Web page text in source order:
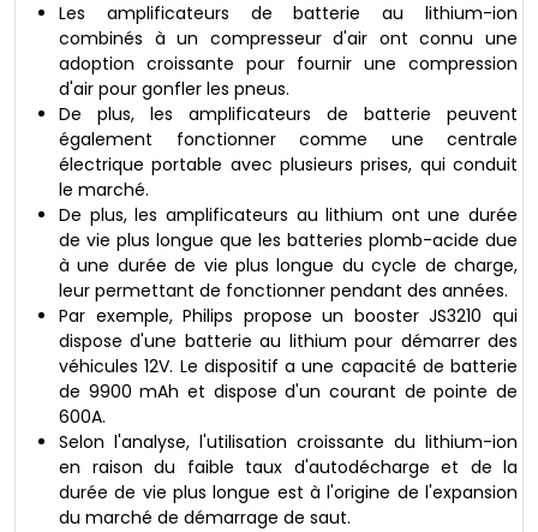
Les amplificateurs de batterie au lithium-ion
combinés à un compresseur d'air ont connu une
adoption croissante pour fournir une compression
d'air pour gonfler les pneus.
De plus, les amplificateurs de batterie peuvent
également fonctionner comme une centrale
électrique portable avec plusieurs prises, qui conduit
le marché.
De plus, les amplificateurs au lithium ont une durée
de vie plus longue que les batteries plomb-acide due
à une durée de vie plus longue du cycle de charge,
leur permettant de fonctionner pendant des années.
Par exemple, Philips propose un booster JS3210 qui
dispose d'une batterie au lithium pour démarrer des
véhicules 12V. Le dispositif a une capacité de batterie
de 9900 mAh et dispose d'un courant de pointe de
600A.
Selon l'analyse, l'utilisation croissante du lithium-ion
en raison du faible taux d'autodécharge et de la
durée de vie plus longue est à l'origine de l'expansion
du marché de démarrage de saut.